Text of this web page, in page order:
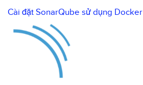
Cài đặt SonarQube sử dụng Docker